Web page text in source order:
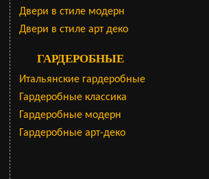
Двери в стиле модерн
Двери в стиле арт деко
ГАРДЕРОБНЫЕ
Итальянские гардеробные
Гардеробные классика
Гардеробные модерн
Гардеробные арт-деко